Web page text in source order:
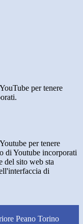
per tenere
per tenere
di Youtube incorporati
del sito web sta
di
Peano Torino